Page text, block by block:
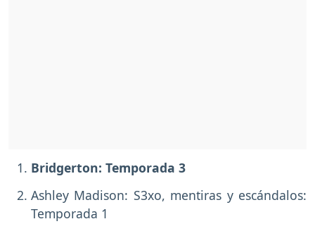
Bridgerton: Temporada 3
Ashley Madison: S3xo, mentiras y escándalos:
Temporada 1